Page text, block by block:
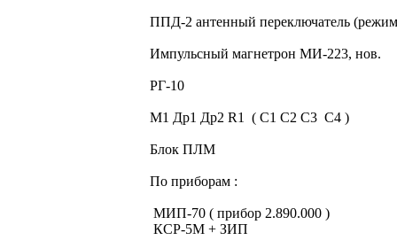
ППД-2 антенный переключатель
Импульсный магнетрон МИ-223, нов.
РГ-10
М1 Др1 Др2 R1 ( С1 С2 С3 С4 )
Блок ПЛМ
По приборам :
МИП-70 ( прибор 2.890.000 )
КСР-5М + ЗИП